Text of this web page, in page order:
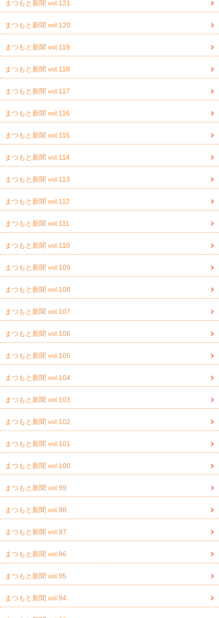
まつもと新聞 vol.121
まつもと新聞 vol.120
まつもと新聞 vol.119
まつもと新聞 vol.118
まつもと新聞 vol.117
まつもと新聞 vol.116
まつもと新聞 vol.115
まつもと新聞 vol.114
まつもと新聞 vol.113
まつもと新聞 vol.112
まつもと新聞 vol.111
まつもと新聞 vol.110
まつもと新聞 vol.109
まつもと新聞 vol.108
まつもと新聞 vol.107
まつもと新聞 vol.106
まつもと新聞 vol.105
まつもと新聞 vol.104
まつもと新聞 vol.103
まつもと新聞 vol.102
まつもと新聞 vol.101
まつもと新聞 vol.100
まつもと新聞 vol.99
まつもと新聞 vol.98
まつもと新聞 vol.97
まつもと新聞 vol.96
まつもと新聞 vol.95
まつもと新聞 vol.94